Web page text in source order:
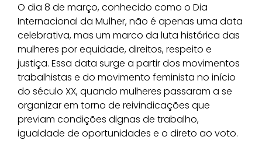
O dia 8 de março, conhecido como o Dia
Internacional da Mulher, não é apenas uma data
celebrativa, mas um marco da luta histórica das
mulheres por equidade, direitos, respeito e
justiça. Essa data surge a partir dos movimentos
trabalhistas e do movimento feminista no início
do século XX, quando mulheres passaram a se
organizar em torno de reivindicações que
previam condições dignas de trabalho,
igualdade de oportunidades e o direto ao voto.